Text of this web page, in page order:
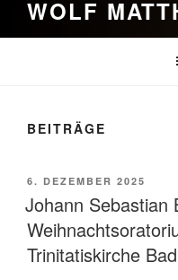
WOLF
BEITRÄGE
VERÖFFENTLICHT
AM
6. DEZEMBER 2025
Johann Sebastian
Trinitatiskirche